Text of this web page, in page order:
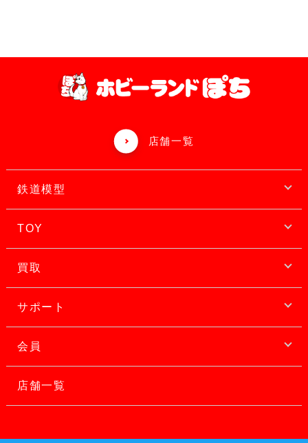
店舗一覧
鉄道模型
TOY
買取
サポート
会員
店舗一覧